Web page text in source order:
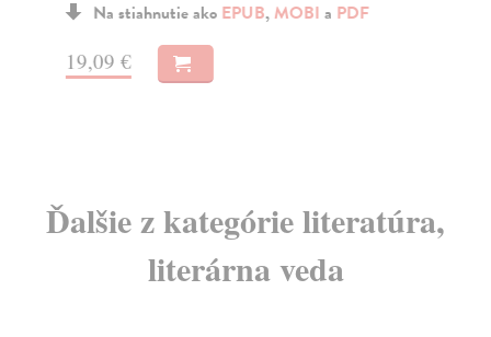
Na stiahnutie ako EPUB,MOBI a PDF
19,09 €
Ďalšie z kategórie literatúra,
literárna veda